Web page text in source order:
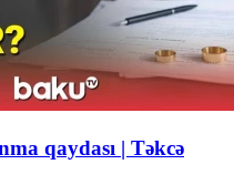
qaydası | Təkcə